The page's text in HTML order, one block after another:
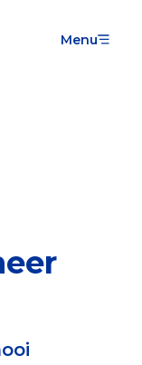
Menu
goed doel